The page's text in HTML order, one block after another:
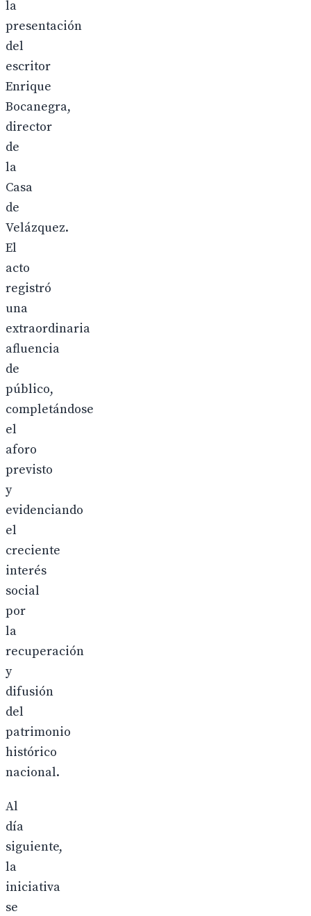
la
presentación
del
escritor
Enrique
Bocanegra,
director
de
la
Casa
de
Velázquez.
El
acto
registró
una
extraordinaria
afluencia
de
público,
completándose
el
aforo
previsto
y
evidenciando
el
creciente
interés
social
por
la
recuperación
y
difusión
del
patrimonio
histórico
nacional.
Al
día
siguiente,
la
iniciativa
se